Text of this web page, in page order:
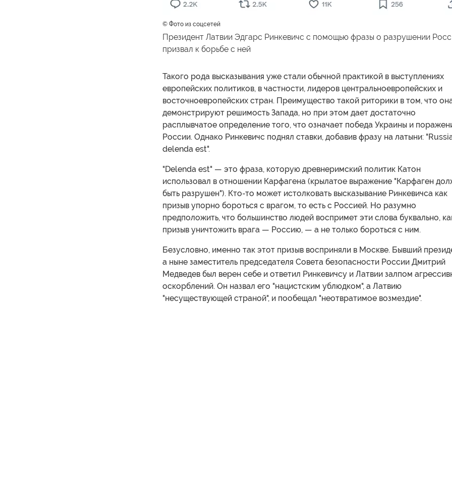
© Фото из соцсетей
Президент Латвии Эдгарс Ринкевичс с помощью фразы о разрушении
призвал к борьбе с ней
Такого рода высказывания уже стали обычной практикой в выступлениях
европейских политиков, в частности, лидеров центральноевропейских и
восточноевропейских стран. Преимущество такой риторики в том, что
демонстрируют решимость Запада, но при этом дает достаточно
расплывчатое определение того, что означает победа Украины и
России. Однако Ринкевичс поднял ставки, добавив фразу на латыни:
delenda est".
"Delenda est" — это фраза, которую древнеримский политик Катон
использовал в отношении Карфагена (крылатое выражение "Карфаген
быть разрушен"). Кто-то может истолковать высказывание Ринкевичса как
призыв упорно бороться с врагом, то есть с Россией. Но разумно
предположить, что большинство людей воспримет эти слова буквально,
призыв уничтожить врага — Россию, — а не только бороться с ним.
Безусловно, именно так этот призыв восприняли в Москве. Бывший
а ныне заместитель председателя Совета безопасности России Дмитрий
Медведев был верен себе и ответил Ринкевичсу и Латвии залпом
оскорблений. Он назвал его "нацистским ублюдком", а Латвию
"несуществующей страной", и пообещал "неотвратимое возмездие".